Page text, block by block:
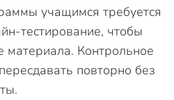
учащимся требуется
тестирование, чтобы
материала. Контрольное
повторно без